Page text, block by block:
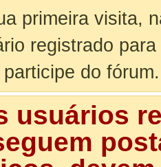
primeira visita,
registrado
do fórum.
usuários